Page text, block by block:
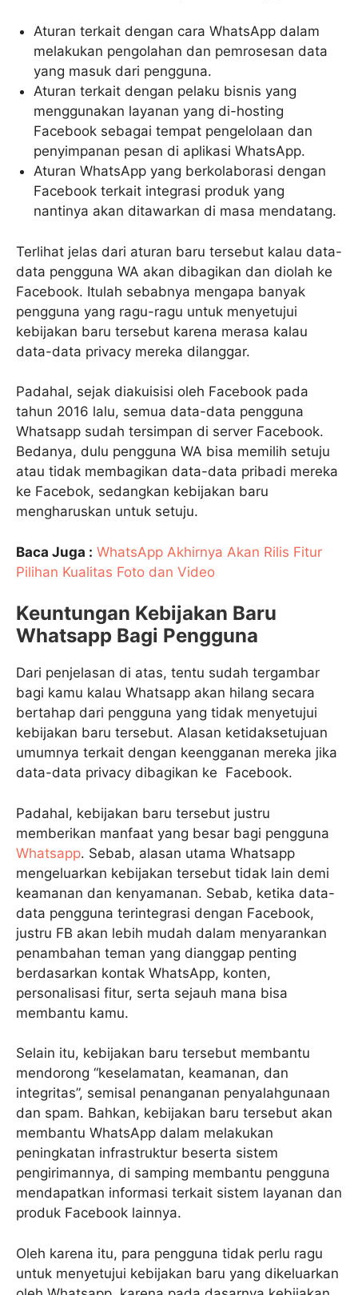
Aturan terkait dengan cara WhatsApp dalam
melakukan pengolahan dan pemrosesan data
yang masuk dari pengguna.
Aturan terkait dengan pelaku bisnis yang
menggunakan layanan yang di-hosting
Facebook sebagai tempat pengelolaan dan
penyimpanan pesan di aplikasi WhatsApp.
Aturan WhatsApp yang berkolaborasi dengan
Facebook terkait integrasi produk yang
nantinya akan ditawarkan di masa mendatang.
Terlihat jelas dari aturan baru tersebut kalau data-
data pengguna WA akan dibagikan dan diolah ke
Facebook. Itulah sebabnya mengapa banyak
pengguna yang ragu-ragu untuk menyetujui
kebijakan baru tersebut karena merasa kalau
data-data privacy mereka dilanggar.
Padahal, sejak diakuisisi oleh Facebook pada
tahun 2016 lalu, semua data-data pengguna
Whatsapp sudah tersimpan di server Facebook.
Bedanya, dulu pengguna WA bisa memilih setuju
atau tidak membagikan data-data pribadi mereka
ke Facebok, sedangkan kebijakan baru
mengharuskan untuk setuju.
Baca Juga : WhatsApp Akhirnya Akan Rilis Fitur
Pilihan Kualitas Foto dan Video
Keuntungan Kebijakan Baru
Whatsapp Bagi Pengguna
Dari penjelasan di atas, tentu sudah tergambar
bagi kamu kalau Whatsapp akan hilang secara
bertahap dari pengguna yang tidak menyetujui
kebijakan baru tersebut. Alasan ketidaksetujuan
umumnya terkait dengan keengganan mereka jika
data-data privacy dibagikan ke Facebook.
Padahal, kebijakan baru tersebut justru
memberikan manfaat yang besar bagi pengguna
Whatsapp. Sebab, alasan utama Whatsapp
mengeluarkan kebijakan tersebut tidak lain demi
keamanan dan kenyamanan. Sebab, ketika data-
data pengguna terintegrasi dengan Facebook,
justru FB akan lebih mudah dalam menyarankan
penambahan teman yang dianggap penting
berdasarkan kontak WhatsApp, konten,
personalisasi fitur, serta sejauh mana bisa
membantu kamu.
Selain itu, kebijakan baru tersebut membantu
mendorong “keselamatan, keamanan, dan
integritas”, semisal penanganan penyalahgunaan
dan spam. Bahkan, kebijakan baru tersebut akan
membantu WhatsApp dalam melakukan
peningkatan infrastruktur beserta sistem
pengirimannya, di samping membantu pengguna
mendapatkan informasi terkait sistem layanan dan
produk Facebook lainnya.
Oleh karena itu, para pengguna tidak perlu ragu
untuk menyetujui kebijakan baru yang dikeluarkan